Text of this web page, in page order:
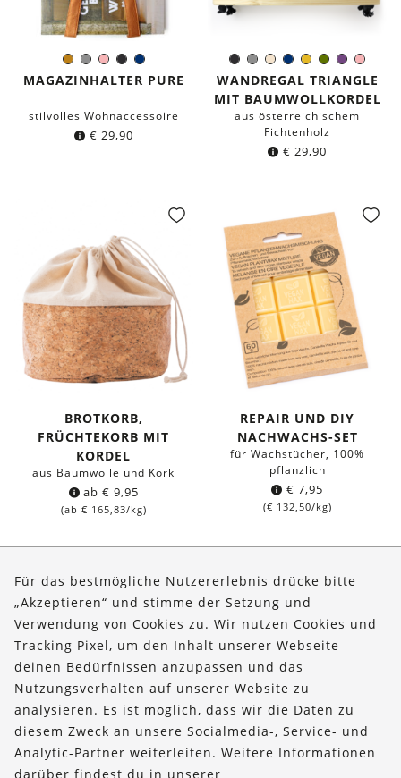
Kupfer
GrauRosaSchwarz
Dunkelblau
Farbe:
MAGAZINHALTER PURE
stilvolles Wohnaccessoire
€ 29,90
Schwarz
GrauIvoryDunkelblau
Senfgelb
Moosgrün
LilaRosa
Farbe:
WANDREGAL TRIANGLE
MIT BAUMWOLLKORDEL
aus österreichischem
Fichtenholz
€ 29,90
BROTKORB,
FRÜCHTEKORB MIT
KORDEL
aus Baumwolle und Kork
ab€ 9,95
(ab € 165,83/kg)
REPAIR UND DIY
NACHWACHS-SET
für Wachstücher, 100%
pflanzlich
€ 7,95
(€ 132,50/kg)
Über uns
Bestellungen
Kontakt & Hilfe
FOLLOW US
Für das bestmögliche Nutzererlebnis drücke bitte
„Akzeptieren“ und stimme der Setzung und
Verwendung von Cookies zu. Wir nutzen Cookies und
Tracking Pixel, um den Inhalt unserer Webseite
deinen Bedürfnissen anzupassen und das
Nutzungsverhalten auf unserer Website zu
analysieren. Es ist möglich, dass wir die Daten zu
diesem Zweck an unsere Socialmedia-, Service- und
Analytic-Partner weiterleiten. Weitere Informationen
darüber findest du in unserer